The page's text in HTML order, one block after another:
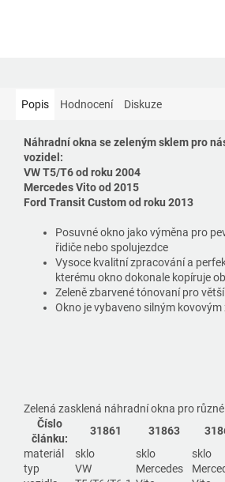
Popis Hodnocení Diskuze
Náhradní okna se zeleným sklem pro
vozidel:
VW T5/T6 od roku 2004
Mercedes Vito od 2015
Ford Transit Custom od roku 2013
Posuvné okno jako výměna pro
řidiče nebo spolujezdce
Vysoce kvalitní zpracování a
kterému okno dokonale kopíruje
Zeleně zbarvené tónovaní pro
Okno je vybaveno silným kovovým
Zelená zasklená náhradní okna pro
Číslo
článku:
31861 31863
materiál
sklo sklo sklo
typ
VW
Mercedes